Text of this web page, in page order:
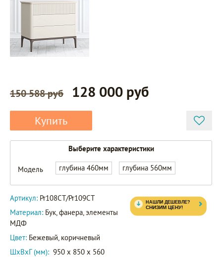
150 588 руб 128 000 руб
Купить
Выберите характеристики
Модель глубина 460мм
глубина 560мм
Pr108CT
Pr109CT
Артикул: Pr108CT/Pr109CT
Материал: Бук, фанера, элементы
МДФ
Цвет: Бежевый, коричневый
ШxВxГ (мм): 950 x 850 x 560